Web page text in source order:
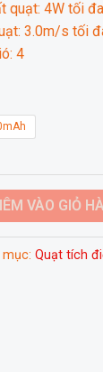
quạt: 4W tối đa
3.0m/s tối
4
VÀO GIỎ
mục: Quạt tích